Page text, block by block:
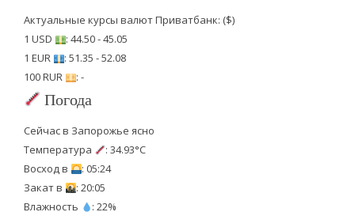
Актуальные курсы валют Приватбанк: ($)
1 USD
: 44.50 - 45.05
1 EUR
: 51.35 - 52.08
100 RUR
: -
Погода
Сейчас в Запорожье ясно
Температура
: 34.93°C
Восход в
: 05:24
Закат в
: 20:05
Влажность
: 22%